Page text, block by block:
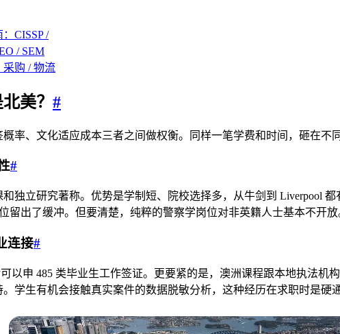
CISSP /
/ SEM
采购 / 物流
美？ #
率、文化适应成本三者之间做权衡。同样一笔学费和时间，砸在不
#
独立研究著称。优势是学制短、院校选择多，从牛剑到 Liverpool
留出了缓冲。但要清楚，纯粹的警察学岗位对非英籍人士基本不开放
连接#
以申 485 类毕业生工作签证。更要紧的是，澳洲课程跟本地执法机
学生有机会接触真实案件的数据脱敏分析，这种经历在求职时是硬通